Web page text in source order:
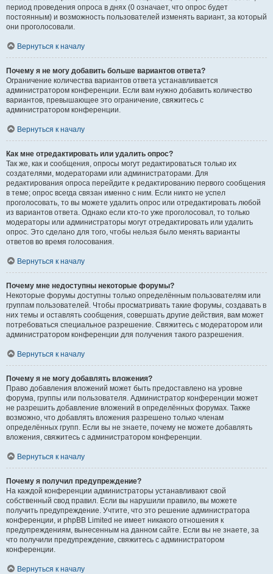
период проведения опроса в днях (0 означает, что опрос будет
постоянным) и возможность пользователей изменять вариант, за который
они проголосовали.
Вернуться к началу
Почему я не могу добавить больше вариантов ответа?
Ограничение количества вариантов ответа устанавливается
администратором конференции. Если вам нужно добавить количество
вариантов, превышающее это ограничение, свяжитесь с
администратором конференции.
Вернуться к началу
Как мне отредактировать или удалить опрос?
Так же, как и сообщения, опросы могут редактироваться только их
создателями, модераторами или администраторами. Для
редактирования опроса перейдите к редактированию первого сообщения
в теме; опрос всегда связан именно с ним. Если никто не успел
проголосовать, то вы можете удалить опрос или отредактировать любой
из вариантов ответа. Однако если кто-то уже проголосовал, то только
модераторы или администраторы могут отредактировать или удалить
опрос. Это сделано для того, чтобы нельзя было менять варианты
ответов во время голосования.
Вернуться к началу
Почему мне недоступны некоторые форумы?
Некоторые форумы доступны только определённым пользователям или
группам пользователей. Чтобы просматривать такие форумы, создавать в
них темы и оставлять сообщения, совершать другие действия, вам может
потребоваться специальное разрешение. Свяжитесь с модератором или
администратором конференции для получения такого разрешения.
Вернуться к началу
Почему я не могу добавлять вложения?
Право добавления вложений может быть предоставлено на уровне
форума, группы или пользователя. Администратор конференции может
не разрешить добавление вложений в определённых форумах. Также
возможно, что добавлять вложения разрешено только членам
определённых групп. Если вы не знаете, почему не можете добавлять
вложения, свяжитесь с администратором конференции.
Вернуться к началу
Почему я получил предупреждение?
На каждой конференции администраторы устанавливают свой
собственный свод правил. Если вы нарушили правило, вы можете
получить предупреждение. Учтите, что это решение администратора
конференции, и phpBB Limited не имеет никакого отношения к
предупреждениям, вынесенным на данном сайте. Если вы не знаете, за
что получили предупреждение, свяжитесь с администратором
конференции.
Вернуться к началу